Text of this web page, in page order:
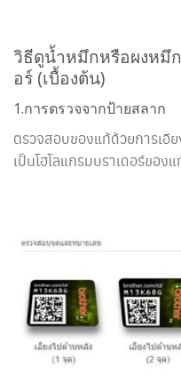
วิธีดูน้ำหมึกหรือผงหมึ
อร์ (เบื้องต้น)
1.การตรวจจากป้ายสลาก
ตรวจสอบของแท้ด้วยการเอี
เป็นโฮโลแกรมบราเดอร์ขอ